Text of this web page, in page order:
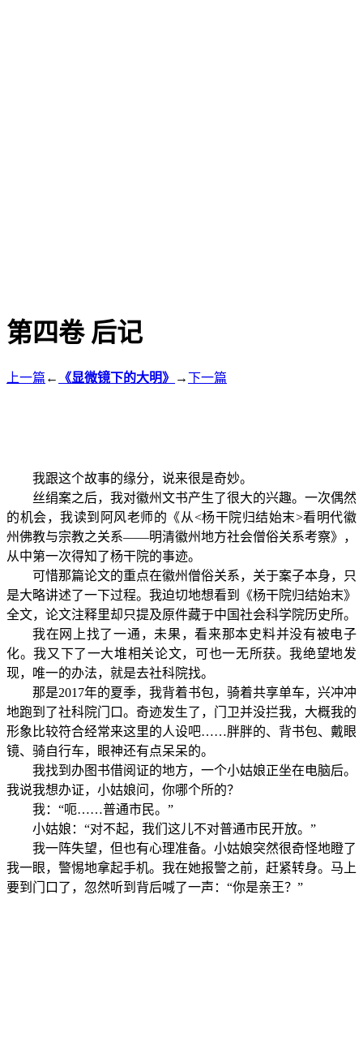
第四卷 后记
上一篇 ← 《显微镜下的大明》 →下一篇
我跟这个故事的缘分，说来很是奇妙。
丝绢案之后，我对徽州文书产生了很大的兴趣。一次偶然
的机会，我读到阿风老师的《从<杨干院归结始末>看明代徽
州佛教与宗教之关系——明清徽州地方社会僧俗关系考察》，
从中第一次得知了杨干院的事迹。
可惜那篇论文的重点在徽州僧俗关系，关于案子本身，只
是大略讲述了一下过程。我迫切地想看到《杨干院归结始末》
全文，论文注释里却只提及原件藏于中国社会科学院历史所。
我在网上找了一通，未果，看来那本史料并没有被电子
化。我又下了一大堆相关论文，可也一无所获。我绝望地发
现，唯一的办法，就是去社科院找。
那是2017年的夏季，我背着书包，骑着共享单车，兴冲冲
地跑到了社科院门口。奇迹发生了，门卫并没拦我，大概我的
形象比较符合经常来这里的人设吧……胖胖的、背书包、戴眼
镜、骑自行车，眼神还有点呆呆的。
我找到办图书借阅证的地方，一个小姑娘正坐在电脑后。
我说我想办证，小姑娘问，你哪个所的？
我：“呃……普通市民。”
小姑娘：“对不起，我们这儿不对普通市民开放。”
我一阵失望，但也有心理准备。小姑娘突然很奇怪地瞪了
我一眼，警惕地拿起手机。我在她报警之前，赶紧转身。马上
要到门口了，忽然听到背后喊了一声：“你是亲王？”